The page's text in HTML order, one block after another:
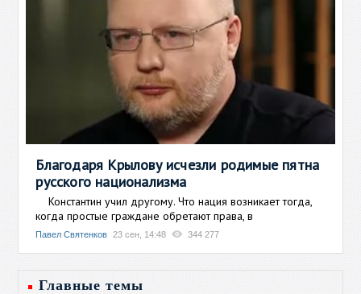
Благодаря Крылову исчезли родимые пятна
русского национализма
Константин учил другому. Что нация возникает тогда,
когда простые граждане обретают права, в
Павел Святенков 23 сен, 14:48 344 277
Главные темы